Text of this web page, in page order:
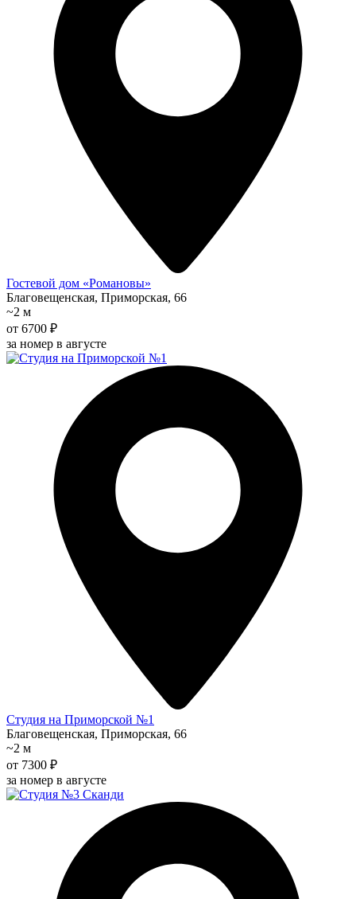
Гостевой дом «Романовы»
Благовещенская, Приморская, 66
~2 м
от 6700 ₽
за номер в августе
Студия на Приморской №1
Благовещенская, Приморская, 66
~2 м
от 7300 ₽
за номер в августе